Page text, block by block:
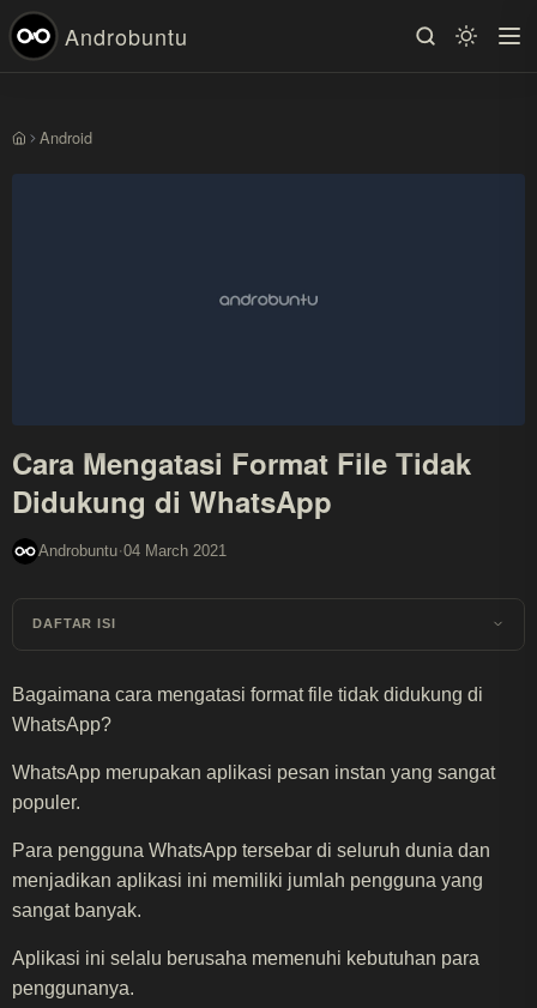
Androbuntu
BerandaAndroid
Cara Mengatasi Format File Tidak
Didukung di WhatsApp
Androbuntu·04 March 2021
DAFTAR ISI
Bagaimana cara mengatasi format file tidak didukung di
WhatsApp?
WhatsApp merupakan aplikasi pesan instan yang sangat
populer.
Para pengguna WhatsApp tersebar di seluruh dunia dan
menjadikan aplikasi ini memiliki jumlah pengguna yang
sangat banyak.
Aplikasi ini selalu berusaha memenuhi kebutuhan para
penggunanya.